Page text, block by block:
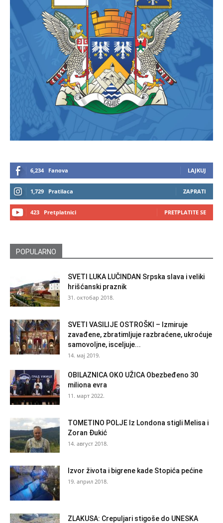
6,234 Fanova LAJKUJ
1,729 Pratilaca ZAPRATI
423 Pretplatnici PRETPLATITE SE
POPULARNO
SVETI LUKA LUČINDAN Srpska slava i veliki
hrišćanski praznik
31. октобар 2018.
SVETI VASILIJE OSTROŠKI – Izmiruje
zavađene, zbratimljuje razbraćene, ukroćuje
samovoljne, isceljuje...
14. мај 2019.
OBILAZNICA OKO UŽICA Obezbeđeno 30
miliona evra
11. март 2022.
TOMETINO POLJE Iz Londona stigli Melisa i
Zoran Đukić
14. август 2018.
Izvor života i bigrene kade Stopića pećine
19. април 2018.
ZLAKUSA: Crepuljari stigoše do UNESKA